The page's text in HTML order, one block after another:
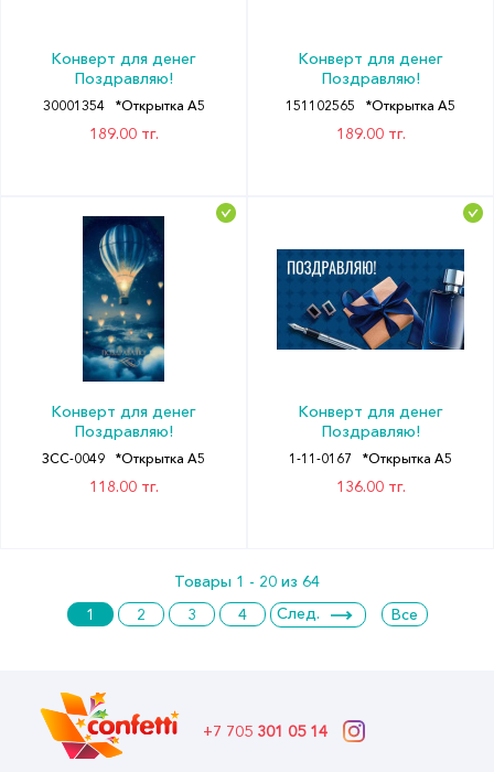
Конверт для денег
Поздравляю!
30001354 *Открытка А5
189.00 тг.
Конверт для денег
Поздравляю!
151102565 *Открытка А5
189.00 тг.
Конверт для денег
Поздравляю!
ЗСС-0049 *Открытка А5
118.00 тг.
Конверт для денег
Поздравляю!
1-11-0167 *Открытка А5
136.00 тг.
Товары 1 - 20 из 64
1
2 3 4 След. Все
+7 705 301 05 14